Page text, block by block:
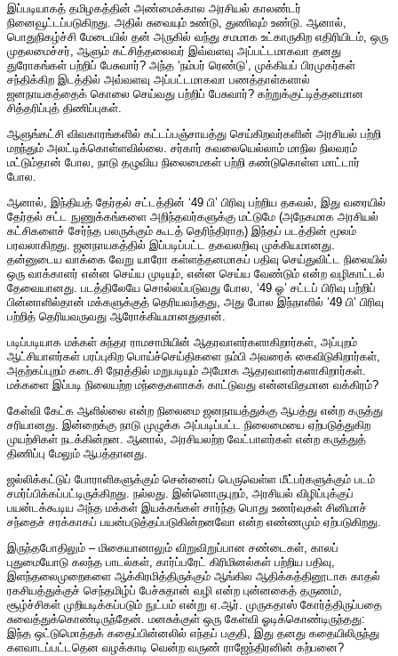
இப்படியாகத் தமிழகத்தின் அண்மைக்கால அரசியல் காலண்டர்
நினைவூட்டப்படுகிறது. அதில் சுவையும் உண்டு, துணிவும் உண்டு. ஆனால்,
பொதுநிகழ்ச்சி மேடையில் தன் அருகில் வந்து சமமாக உட்காருகிற எதிரியிடம், ஒரு
முதலமைச்சர், ஆளும் கட்சித்தலைவர் இவ்வளவு அப்பட்டமாகவா தனது
துரோகங்கள் பற்றிப் பேசுவார்? அந்த ‘நம்பர் ரெண்டு’, முக்கியப் பிரமுகர்கள்
சந்திக்கிற இடத்தில் அவ்வளவு அப்பட்டமாகவா பணத்தாள்களால்
ஜனநாயகத்தைக் கொலை செய்வது பற்றிப் பேசுவார்? கற்றுக்குட்டித்தனமான
சித்தரிப்புத் திணிப்புகள்.
ஆளுங்கட்சி விவகாரங்களில் கட்டப்பஞ்சாயத்து செய்கிறவர்களின் அரசியல் பற்றி
மறந்தும் அலட்டிக்கொள்ளவில்லை. சர்கார் கவலையெல்லாம் மாநில நிலவரம்
மட்டும்தான் போல, நாடு தழுவிய நிலைமைகள் பற்றி கண்டுகொள்ள மாட்டார்
போல.
ஆனால், இந்தியத் தேர்தல் சட்டத்தின் ‘49 பி’ பிரிவு பற்றிய தகவல், இது வரையில்
தேர்தல் சட்ட நுணுக்கங்களை அறிந்தவர்களுக்கு மட்டுமே (அநேகமாக அரசியல்
கட்சிகளைச் சேர்ந்த பலருக்கும் கூடத் தெரிந்திராத) இந்தப் படத்தின் மூலம்
பரவலாகிறது. ஜனநாயகத்தில் இப்படிப்பட்ட தகவலறிவு முக்கியமானது.
தன்னுடைய வாக்கை வேறு யாரோ கள்ளத்தனமாகப் பதிவு செய்துவிட்ட நிலையில்
ஒரு வாக்காளர் என்ன செய்ய முடியும், என்ன செய்ய வேண்டும் என்ற வழிகாட்டல்
தேவையானது. படத்திலேயே சொல்லப்படுவது போல, ‘49 ஓ’ சட்டப் பிரிவு பற்றிப்
பின்னாளில்தான் மக்களுக்குத் தெரியவந்தது, அது போல இந்நாளில் ’49 பி’ பிரிவு
பற்றித் தெரியவருவது ஆரோக்கியமானதுதான்.
படிப்படியாக மக்கள் சுந்தர ராமசாமியின் ஆதரவாளர்களாகிறார்கள், அப்புறம்
ஆட்சியாளர்கள் பரப்புகிற பொய்ச்செய்திகளை நம்பி அவரைக் கைவிடுகிறார்கள்,
அதற்கப்புறம் கடைசி நேரத்தில் மறுபடியும் அமோக ஆதரவாளர்களாகிறார்கள்.
மக்களை இப்படி நிலையற்ற மந்தைகளாகக் காட்டுவது என்னவிதமான வக்கிரம்?
கேள்வி கேட்க ஆளில்லை என்ற நிலைமை ஜனநாயத்துக்கு ஆபத்து என்ற கருத்து
சரியானது. இன்றைக்கு நாடு முழுக்க அப்படிப்பட்ட நிலைமையை ஏற்படுத்துகிற
முயற்சிகள் நடக்கின்றன. ஆனால், அரசியலற்ற வேட்பாளர்கள் என்ற கருத்துத்
திணிப்பு மேலும் ஆபத்தானது.
ஜல்லிக்கட்டுப் போராளிகளுக்கும் சென்னைப் பெருவெள்ள மீட்பர்களுக்கும் படம்
சமர்ப்பிக்கப்பட்டிருக்கிறது. நல்லது. இன்னொருபுறம், அரசியல் விழிப்புக்குப்
பயன்டக்கூடிய அந்த மக்கள் இயக்கங்கள் சார்ந்த பொது உணர்வுகள் சினிமாச்
சந்தைச் சரக்காகப் பயன்படுத்தப்படுகின்றனவோ என்ற எண்ணமும் ஏற்படுகிறது.
இருந்தபோதிலும் – மிகையானாலும் விறுவிறுப்பான சண்டைகள், காலப்
புதுமையோடு கலந்த பாடல்கள், கார்ப்பரேட் கிரிமினல்கள் பற்றிய பதிவு,
இளந்தலைமுறைகளை ஆக்கிரமித்திருக்கும் ஆங்கில ஆதிக்கத்தினூடாக காதல்
ரகசியத்துக்குச் செந்தமிழ்ப் பேச்சுதான் வழி என்ற புன்னகைத் தருணம்,
சூழ்ச்சிகள் முறியடிக்கப்படும் நுட்பம் என்று ஏ.ஆர். முருகதாஸ் கோர்த்திருப்பதை
சுவைத்துக்கொண்டிருந்தேன். மனசுக்குள் ஒரு கேள்வி ஓடிக்கொண்டிருந்தது:
இந்த ஒட்டுமொத்தக் கதைப்பின்னலில் எந்தப் பகுதி, இது தனது கதையிலிருந்து
களவாடப்பட்டதென வழக்காடி வென்ற வருண் ராஜேந்திரனின் கற்பனை?